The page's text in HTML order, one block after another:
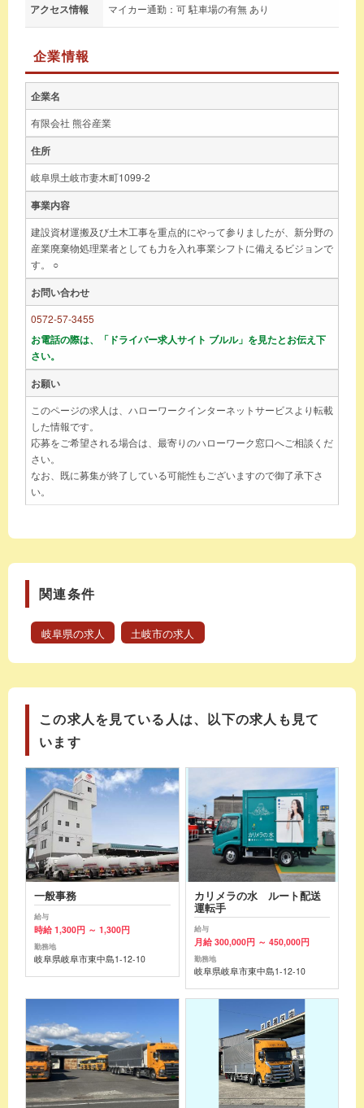
アクセス情報 マイカー通勤：可 駐車場の有無 あり
企業情報
企業名
有限会社 熊谷産業
住所
岐阜県土岐市妻木町1099-2
事業内容
建設資材運搬及び土木工事を重点的にやって参りましたが、新分野の
産業廃棄物処理業者としても力を入れ事業シフトに備えるビジョンで
す。 ○
お問い合わせ
0572-57-3455
お電話の際は、「ドライバー求人サイト ブルル」を見たとお伝え下
さい。
お願い
このページの求人は、ハローワークインターネットサービスより転載
した情報です。
応募をご希望される場合は、最寄りのハローワーク窓口へご相談くだ
さい。
なお、既に募集が終了している可能性もございますので御了承下さ
い。
関連条件
岐阜県の求人 土岐市の求人
この求人を見ている人は、以下の求人も見て
います
一般事務
給与
時給 1,300円 ～ 1,300円
勤務地
岐阜県岐阜市東中島1-12-10
カリメラの水 ルート配送
運転手
給与
月給 300,000円 ～ 450,000円
勤務地
岐阜県岐阜市東中島1-12-10